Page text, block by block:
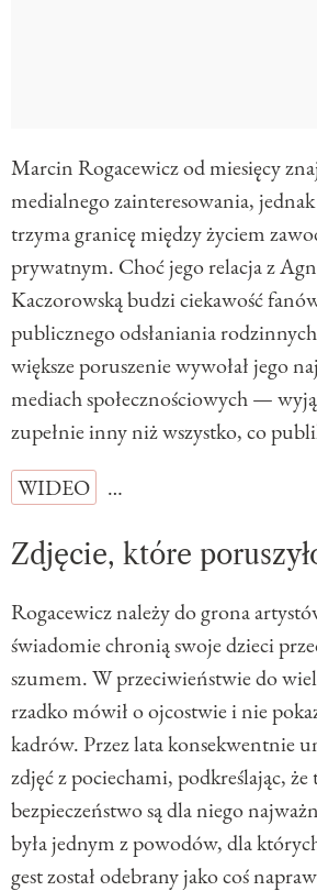
Marcin Rogacewicz od miesięcy
medialnego zainteresowania,
trzyma granicę między życiem
prywatnym. Choć jego relacja z
Kaczorowską budzi ciekawość
publicznego odsłaniania
większe poruszenie wywołał jego
mediach społecznościowych —
zupełnie inny niż wszystko, co
WIDEO
…
Zdjęcie, które
Rogacewicz należy do grona
świadomie chronią swoje dzieci
szumem. W przeciwieństwie do
rzadko mówił o ojcostwie i nie
kadrów. Przez lata konsekwentnie
zdjęć z pociechami, podkreślając,
bezpieczeństwo są dla niego
była jednym z powodów, dla
gest został odebrany jako coś